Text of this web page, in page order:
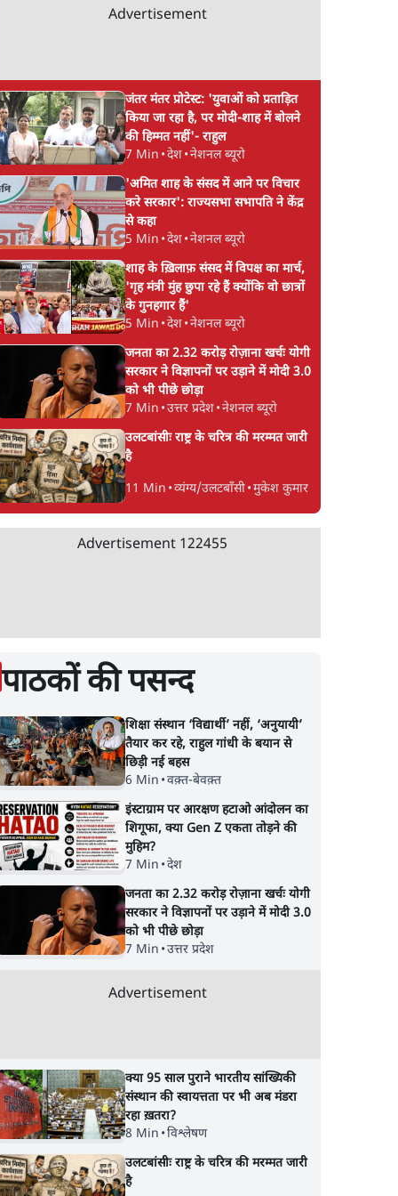
Advertisement
जंतर मंतर प्रोटेस्ट: 'युवाओं को प्रताड़ित
किया जा रहा है, पर मोदी-शाह में बोलने
की हिम्मत नहीं'- राहुल
7 Min •देश•नेशनल ब्यूरो
'अमित शाह के संसद में आने पर विचार
करे सरकार': राज्यसभा सभापति ने केंद्र
से कहा
5 Min •देश•नेशनल ब्यूरो
शाह के ख़िलाफ़ संसद में विपक्ष का मार्च,
'गृह मंत्री मुंह छुपा रहे हैं क्योंकि वो छात्रों
के गुनहगार हैं'
5 Min •देश•नेशनल ब्यूरो
जनता का 2.32 करोड़ रोज़ाना खर्चः योगी
सरकार ने विज्ञापनों पर उड़ाने में मोदी 3.0
को भी पीछे छोड़ा
7 Min •उत्तर प्रदेश•नेशनल ब्यूरो
उलटबांसीः राष्ट्र के चरित्र की मरम्मत जारी
है
11 Min •व्यंग्य/उलटबाँसी•मुकेश कुमार
Advertisement 122455
पाठकों की पसन्द
शिक्षा संस्थान ‘विद्यार्थी’ नहीं, ‘अनुयायी’
तैयार कर रहे, राहुल गांधी के बयान से
छिड़ी नई बहस
6 Min •वक़्त-बेवक़्त
इंस्टाग्राम पर आरक्षण हटाओ आंदोलन का
शिगूफा, क्या Gen Z एकता तोड़ने की
मुहिम?
7 Min •देश
जनता का 2.32 करोड़ रोज़ाना खर्चः योगी
सरकार ने विज्ञापनों पर उड़ाने में मोदी 3.0
को भी पीछे छोड़ा
7 Min •उत्तर प्रदेश
Advertisement
क्या 95 साल पुराने भारतीय सांख्यिकी
संस्थान की स्वायत्तता पर भी अब मंडरा
रहा ख़तरा?
8 Min •विश्लेषण
उलटबांसीः राष्ट्र के चरित्र की मरम्मत जारी
है